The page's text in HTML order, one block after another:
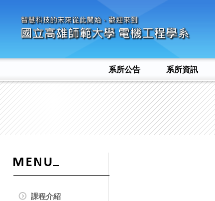
系所公告 系所資訊
課程介紹